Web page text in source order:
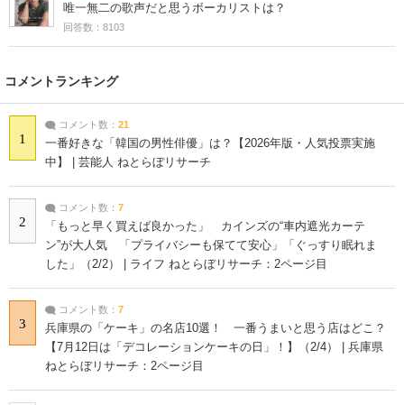
唯一無二の歌声だと思うボーカリストは？
回答数：8103
コメントランキング
1
コメント数： 21
一番好きな「韓国の男性俳優」は？【2026年版・人気投票実施
中】 | 芸能人 ねとらぼリサーチ
2
コメント数： 7
「もっと早く買えば良かった」 カインズの“車内遮光カーテ
ン”が大人気 「プライバシーも保てて安心」「ぐっすり眠れま
した」（2/2） | ライフ ねとらぼリサーチ：2ページ目
3
コメント数： 7
兵庫県の「ケーキ」の名店10選！ 一番うまいと思う店はどこ？
【7月12日は「デコレーションケーキの日」！】（2/4） | 兵庫県
ねとらぼリサーチ：2ページ目